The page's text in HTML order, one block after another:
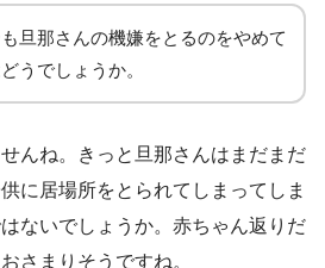
旦那さんの機嫌をとるのをやめて
うでしょうか。
んね。きっと旦那さんはまだまだ
に居場所をとられてしまってしま
ないでしょうか。赤ちゃん返りだ
さまりそうですね。